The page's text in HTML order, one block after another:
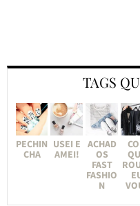
TAGS
PECHIN
CHA
USEI E
AMEI!
ACHAD
OS
FAST
FASHIO
N